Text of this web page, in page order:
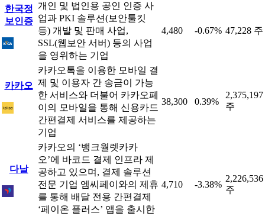
한국정
보인증
개인 및 법인용 공인 인증 사
업과 PKI 솔루션(보안툴킷
등) 개발 및 판매 사업,
SSL(웹보안 서버) 등의 사업
을 영위하는 기업
4,480 -0.67% 47,228 주
카카오
카카오톡을 이용한 모바일 결
제 및 이용자 간 송금이 가능
한 서비스와 더불어 카카오페
이의 모바일을 통해 신용카드
간편결제 서비스를 제공하는
기업
38,300 0.39%
2,375,197
주
다날
카카오의 ‘뱅크월렛카카
오’에 바코드 결제 인프라 제
공하고 있으며, 결제 솔루션
전문 기업 엠씨페이와의 제휴
를 통해 배달 전용 간편결제
‘페이온 플러스’ 앱을 출시한
4,710 -3.38%
2,226,536
주